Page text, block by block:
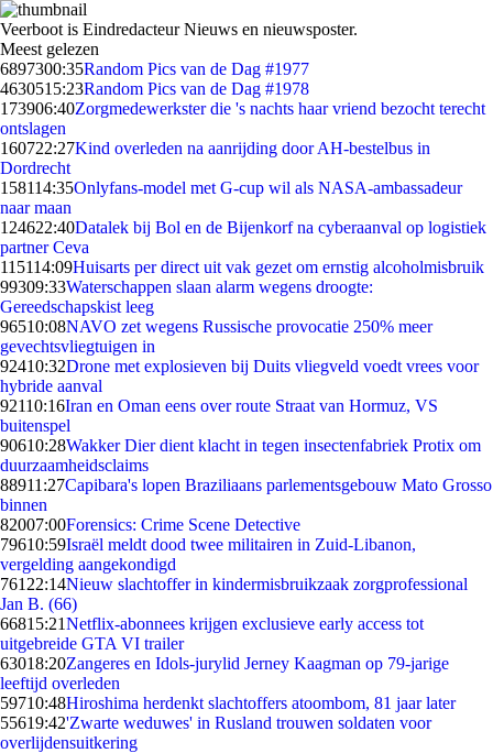
Veerboot is Eindredacteur Nieuws en nieuwsposter.
Meest gelezen
6897300:35Random Pics van de Dag #1977
4630515:23Random Pics van de Dag #1978
173906:40Zorgmedewerkster die 's nachts haar vriend bezocht terecht
ontslagen
160722:27Kind overleden na aanrijding door AH-bestelbus in
Dordrecht
158114:35Onlyfans-model met G-cup wil als NASA-ambassadeur
naar maan
124622:40Datalek bij Bol en de Bijenkorf na cyberaanval op logistiek
partner Ceva
115114:09Huisarts per direct uit vak gezet om ernstig alcoholmisbruik
99309:33Waterschappen slaan alarm wegens droogte:
Gereedschapskist leeg
96510:08NAVO zet wegens Russische provocatie 250% meer
gevechtsvliegtuigen in
92410:32Drone met explosieven bij Duits vliegveld voedt vrees voor
hybride aanval
92110:16Iran en Oman eens over route Straat van Hormuz, VS
buitenspel
90610:28Wakker Dier dient klacht in tegen insectenfabriek Protix om
duurzaamheidsclaims
88911:27Capibara's lopen Braziliaans parlementsgebouw Mato Grosso
binnen
82007:00Forensics: Crime Scene Detective
79610:59Israël meldt dood twee militairen in Zuid-Libanon,
vergelding aangekondigd
761 22:14Nieuw slachtoffer in kindermisbruikzaak zorgprofessional
Jan B. (66)
66815:21Netflix-abonnees krijgen exclusieve early access tot
uitgebreide GTA VI trailer
63018:20Zangeres en Idols-jurylid Jerney Kaagman op 79-jarige
leeftijd overleden
59710:48Hiroshima herdenkt slachtoffers atoombom, 81 jaar later
55619:42'Zwarte weduwes' in Rusland trouwen soldaten voor
overlijdensuitkering